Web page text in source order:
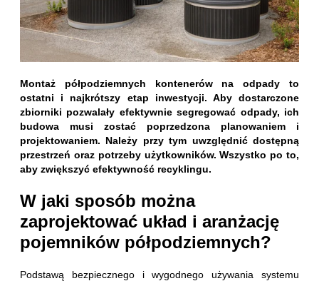
Montaż półpodziemnych kontenerów na odpady to
ostatni i najkrótszy etap inwestycji. Aby dostarczone
zbiorniki pozwalały efektywnie segregować odpady, ich
budowa musi zostać poprzedzona planowaniem i
projektowaniem. Należy przy tym uwzględnić dostępną
przestrzeń oraz potrzeby użytkowników. Wszystko po to,
aby zwiększyć efektywność recyklingu.
W jaki sposób można
zaprojektować układ i aranżację
pojemników półpodziemnych?
Podstawą bezpiecznego i wygodnego używania systemu